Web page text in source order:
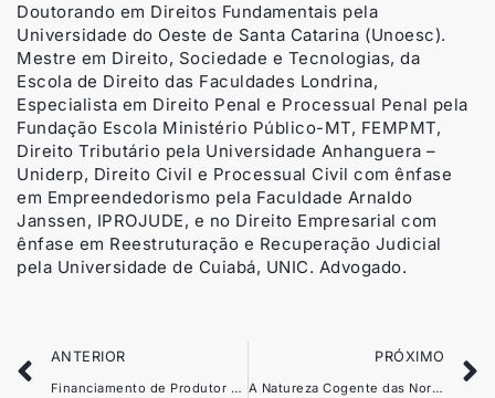
Doutorando em Direitos Fundamentais pela
Universidade do Oeste de Santa Catarina (Unoesc).
Mestre em Direito, Sociedade e Tecnologias, da
Escola de Direito das Faculdades Londrina,
Especialista em Direito Penal e Processual Penal pela
Fundação Escola Ministério Público-MT, FEMPMT,
Direito Tributário pela Universidade Anhanguera –
Uniderp, Direito Civil e Processual Civil com ênfase
em Empreendedorismo pela Faculdade Arnaldo
Janssen, IPROJUDE, e no Direito Empresarial com
ênfase em Reestruturação e Recuperação Judicial
pela Universidade de Cuiabá, UNIC. Advogado.
ANTERIOR
Financiamento de Produtor Rural pós-pedido de recuperação judicial e a natureza extraconcursal do Crédito
PRÓXIMO
A Natureza Cogente das Normas Agrárias e a Aplicação do Princípio da Causalidade no REsp 1.980.953/RS